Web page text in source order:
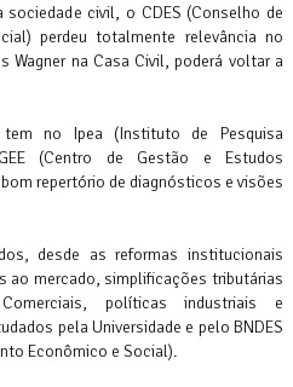
civil, o CDES (Conselho de
perdeu totalmente relevância no
Wagner na Casa Civil, poderá voltar a
no Ipea (Instituto de Pesquisa
(Centro de Gestão e Estudos
repertório de diagnósticos e visões
desde as reformas institucionais
ao mercado, simplificações tributárias
políticas industriais e
pela Universidade e pelo BNDES
Econômico e Social).